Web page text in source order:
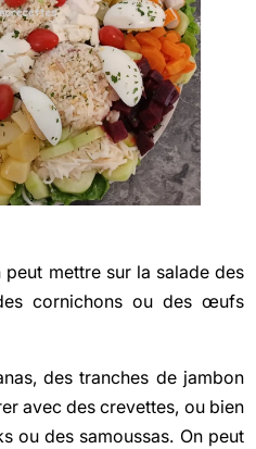
mettre sur la salade des
cornichons ou des œufs
des tranches de jambon
avec des crevettes, ou bien
ou des samoussas. On peut